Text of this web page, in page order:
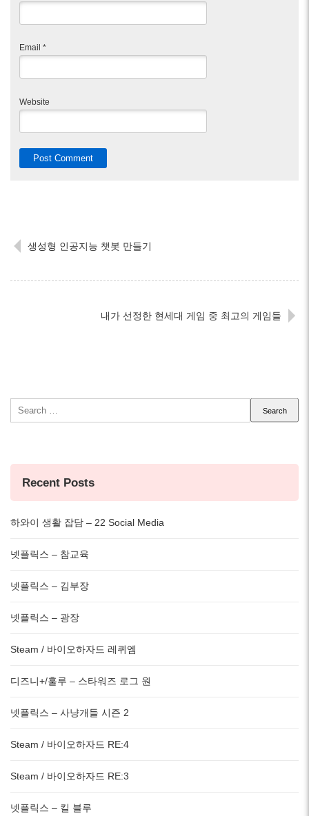
Email *
Website
생성형 인공지능 챗봇 만들기
내가 선정한 현세대 게임 중 최고의 게임들
for:
Recent Posts
하와이 생활 잡담 – 22 Social Media
넷플릭스 – 참교육
넷플릭스 – 김부장
넷플릭스 – 광장
Steam / 바이오하자드 레퀴엠
디즈니+/훌루 – 스타워즈 로그 원
넷플릭스 – 사냥개들 시즌 2
Steam / 바이오하자드 RE:4
Steam / 바이오하자드 RE:3
넷플릭스 – 킬 블루